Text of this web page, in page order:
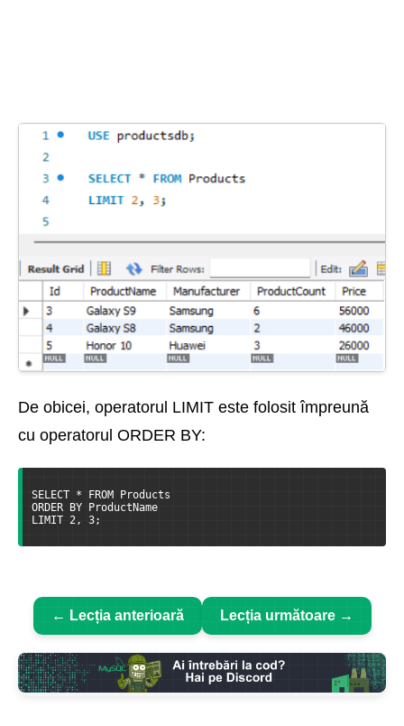
De obicei, operatorul LIMIT este folosit împreună
cu operatorul ORDER BY:
SELECT * FROM Products
ORDER BY ProductName
LIMIT 2, 3;
← Lecția anterioară Lecția următoare →